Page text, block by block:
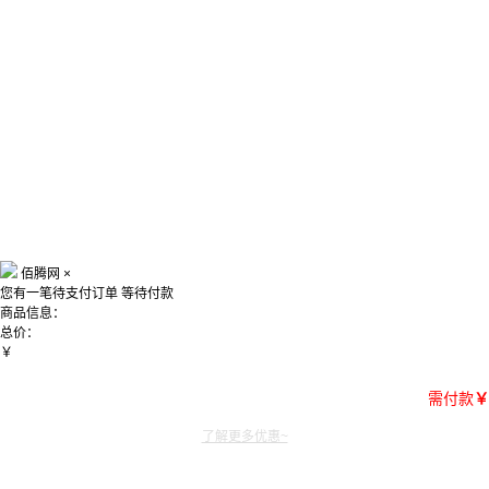
佰腾网 ×
您有一笔待支付订单 等待付款
商品信息：
总价：
￥
需付款￥
了解更多优惠~